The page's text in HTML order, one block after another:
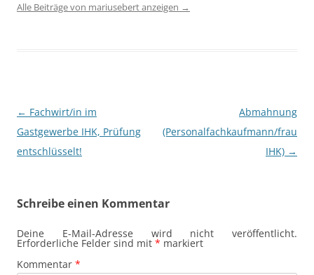
Alle Beiträge von mariusebert anzeigen →
Beitragsnavigation
← Fachwirt/in im
Gastgewerbe IHK, Prüfung
entschlüsselt!
Abmahnung
(Personalfachkaufmann/frau
IHK) →
Schreibe einen Kommentar
Deine E-Mail-Adresse wird nicht veröffentlicht.
Erforderliche Felder sind mit * markiert
Kommentar *